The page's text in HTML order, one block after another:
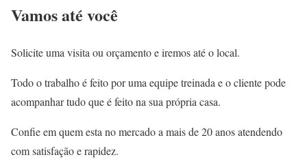
Vamos até você
Solicite uma visita ou orçamento e iremos até o local.
Todo o trabalho é feito por uma equipe treinada e o cliente pode
acompanhar tudo que é feito na sua própria casa.
Confie em quem esta no mercado a mais de 20 anos atendendo
com satisfação e rapidez.